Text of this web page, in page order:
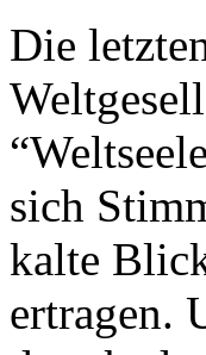
Die
sich
kalte
ertragen.